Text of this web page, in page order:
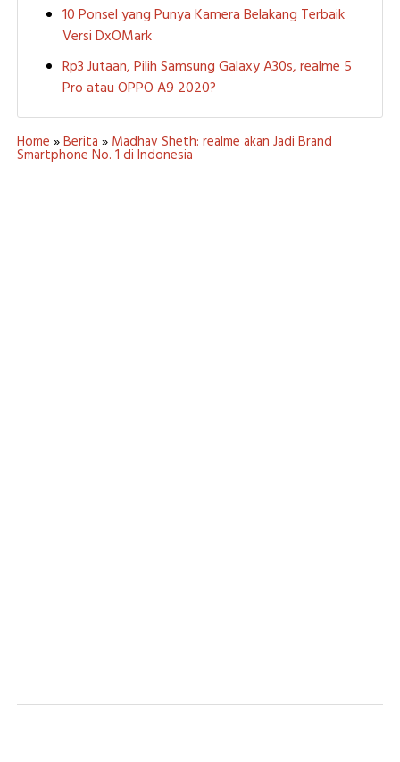
10 Ponsel yang Punya Kamera Belakang Terbaik
Versi DxOMark
Rp3 Jutaan, Pilih Samsung Galaxy A30s, realme 5
Pro atau OPPO A9 2020?
Home »Berita » Madhav Sheth: realme akan Jadi Brand
Smartphone No. 1 di Indonesia